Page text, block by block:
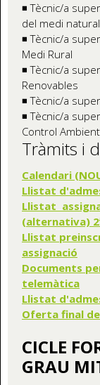
◾ Tècnic/a
del medi natural
◾ Tècnic/a
Medi Rural
◾ Tècnic/a
Renovables
◾ Tècnic/a
◾ Tècnic/a
Control
Tràmits i
Calendari
Llistat
Llistat
(alternativa)
Llistat
assignació
Documents
telemàtica
Llistat
Oferta final
CICLE
GRAU